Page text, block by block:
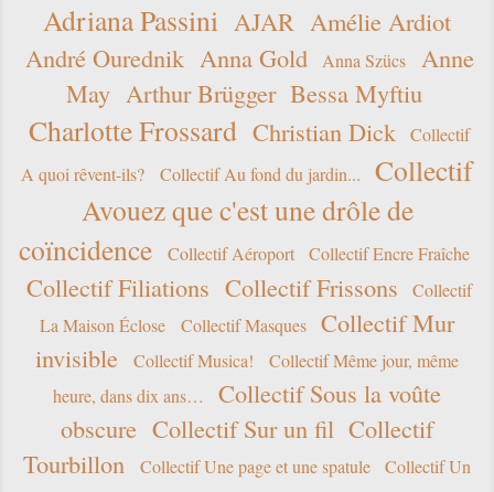
Adriana Passini AJAR Amélie Ardiot
André Ourednik Anna Gold Anna Szücs
Anne
May Arthur Brügger Bessa Myftiu
Charlotte Frossard Christian Dick
Collectif
A quoi rêvent-ils?
Collectif Au fond du jardin...
Collectif
Avouez que c'est une drôle de
coïncidence
Collectif Aéroport Collectif Encre Fraîche
Collectif Filiations Collectif Frissons
Collectif
La Maison Éclose
Collectif Masques
Collectif Mur
invisible
Collectif Musica!
Collectif Même jour, même
heure, dans dix ans…
Collectif Sous la voûte
obscure Collectif Sur un fil Collectif
Tourbillon
Collectif Une page et une spatule
Collectif Un